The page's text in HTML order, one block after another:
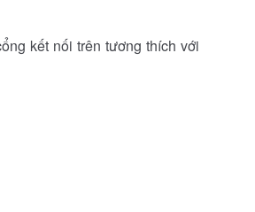
kết nối trên tương thích với